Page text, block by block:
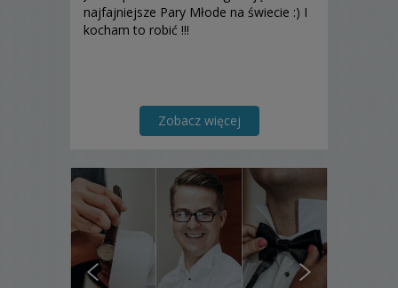
najfajniejsze Pary Młode na świecie :) I
kocham to robić !!!
Zobacz więcej